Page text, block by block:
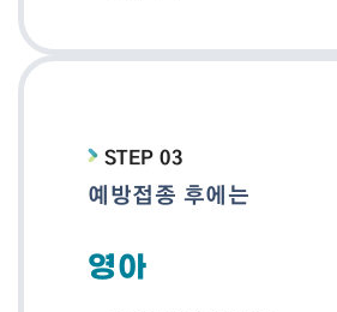
STEP 03
예방접종 후에는
영아